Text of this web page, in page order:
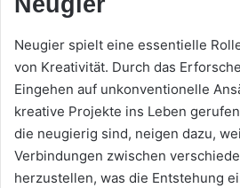
Neugier spielt eine essentielle
von Kreativität. Durch das
Eingehen auf unkonventionelle
kreative Projekte ins Leben
die neugierig sind, neigen dazu,
Verbindungen zwischen
herzustellen, was die Entstehung